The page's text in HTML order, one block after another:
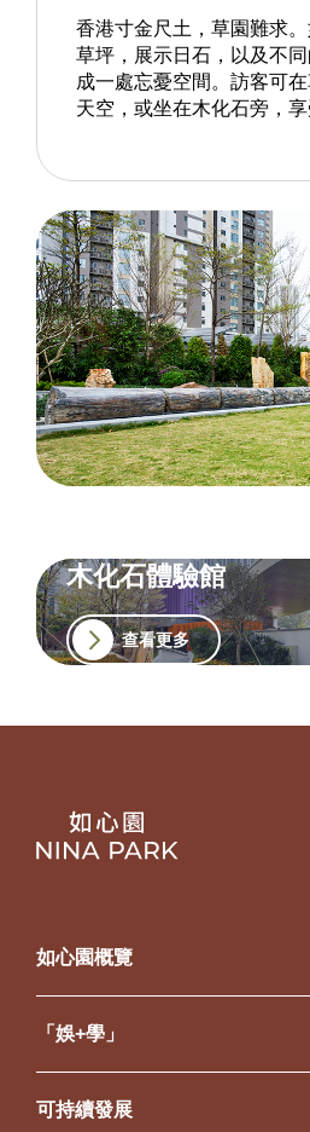
香港寸金尺土，草園難求
草坪，展示日石，以及不
成一處忘憂空間。訪客可
天空，或坐在木化石旁，
木化石體驗館
查看更多
如心園概覽
「娛+學」
可持續發展